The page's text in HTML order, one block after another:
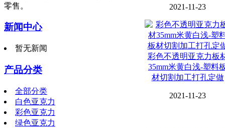
零售。
新闻中心
暂无新闻
产品分类
全部分类
白色亚克力
彩色亚克力
绿色亚克力
2021-11-23
彩色不透明亚克力板
35mm米黄白浅-塑料
材切割加工打孔定做
2021-11-23